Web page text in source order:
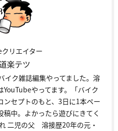
リエイター
楽テツ
イク雑誌編集やってました。溶
やってます。「バイク
ンセプトのもと、3日に1本ペー
中。よかったら遊びにきてく
二児の父 溶接歴20年の元・